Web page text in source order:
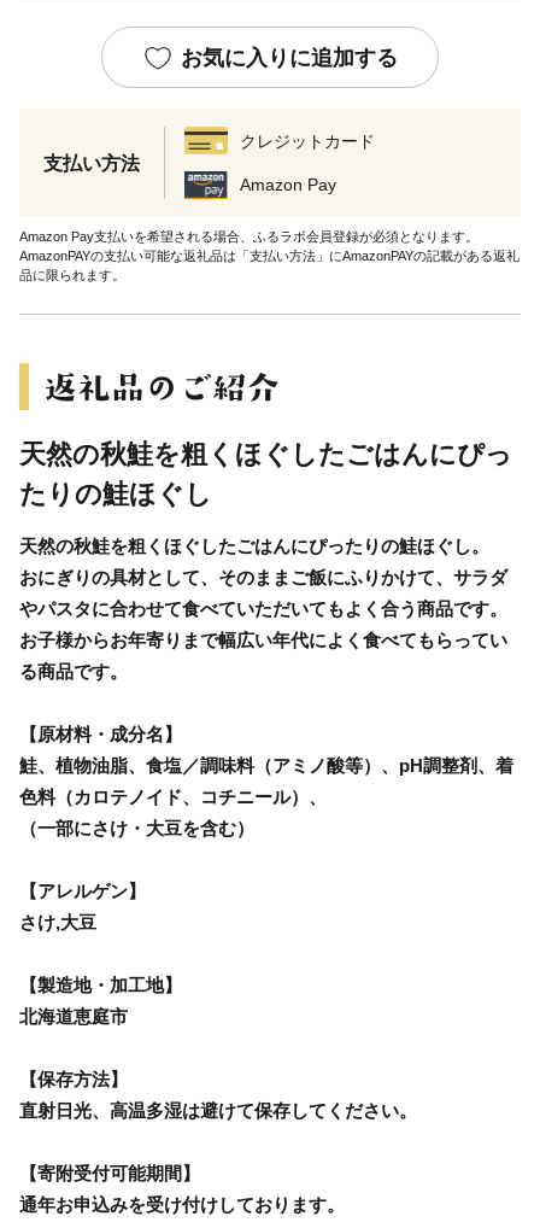
お気に入りに追加する
支払い方法
クレジットカード
Amazon Pay
Amazon Pay支払いを希望される場合、ふるラボ会員登録が必須となります。
AmazonPAYの支払い可能な返礼品は「支払い方法」にAmazonPAYの記載がある返礼
品に限られます。
天然の秋鮭を粗くほぐしたごはんにぴっ
たりの鮭ほぐし
天然の秋鮭を粗くほぐしたごはんにぴったりの鮭ほぐし。
おにぎりの具材として、そのままご飯にふりかけて、サラダ
やパスタに合わせて食べていただいてもよく合う商品です。
お子様からお年寄りまで幅広い年代によく食べてもらってい
る商品です。
【原材料・成分名】
鮭、植物油脂、食塩／調味料（アミノ酸等）、pH調整剤、着
色料（カロテノイド、コチニール）、
（一部にさけ・大豆を含む）
【アレルゲン】
さけ,大豆
【製造地・加工地】
北海道恵庭市
【保存方法】
直射日光、高温多湿は避けて保存してください。
【寄附受付可能期間】
通年お申込みを受け付けしております。